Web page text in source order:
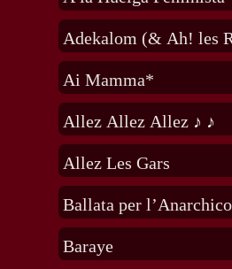
Adekalom (& Ah! les
Ai Mamma*
Allez Allez Allez ♪ ♪
Allez Les Gars
Ballata per
Baraye